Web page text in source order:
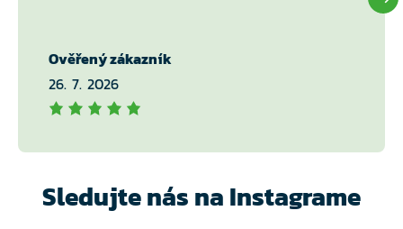
Ověřený zákazník
26. 7. 2026
Sledujte nás na Instagrame